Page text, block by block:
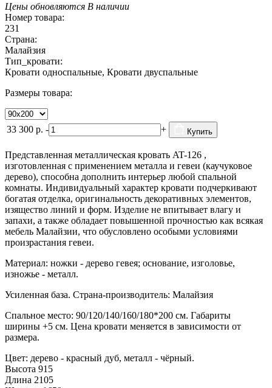
Цены обновляются В наличии
Номер товара:
231
Страна:
Малайзия
Тип_кровати:
Кровати односпальные, Кровати двуспальные
Размеры товара:
33 300 р. - + Купить
Представленная металлическая кровать AT-126 ,
изготовленная с применением металла и гевеи (каучуковое
дерево), способна дополнить интерьер любой спальной
комнаты. Индивидуальный характер кровати подчеркивают
богатая отделка, оригинальность декоративных элементов,
изящество линий и форм. Изделие не впитывает влагу и
запахи, а также обладает повышенной прочностью как всякая
мебель Малайзии, что обусловлено особыми условиями
произрастания гевеи.
Материал: ножки - дерево гевея; основание, изголовье,
изножье - металл.
Усиленная база. Страна-производитель: Малайзия
Спальное место: 90/120/140/160/180*200 см. Габариты
ширины +5 см. Цена кровати меняется в зависимости от
размера.
Цвет: дерево - красный дуб, металл - чёрный.
Высота 915
Длина 2105